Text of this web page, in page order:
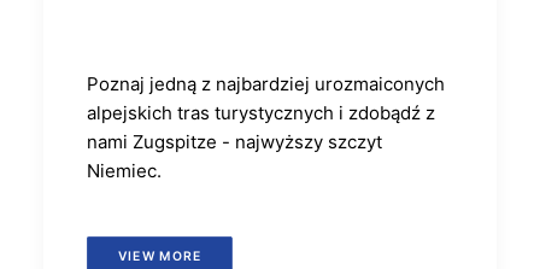
Poznaj jedną z najbardziej urozmaiconych
alpejskich tras turystycznych i zdobądź z
nami Zugspitze - najwyższy szczyt
Niemiec.
VIEW MORE